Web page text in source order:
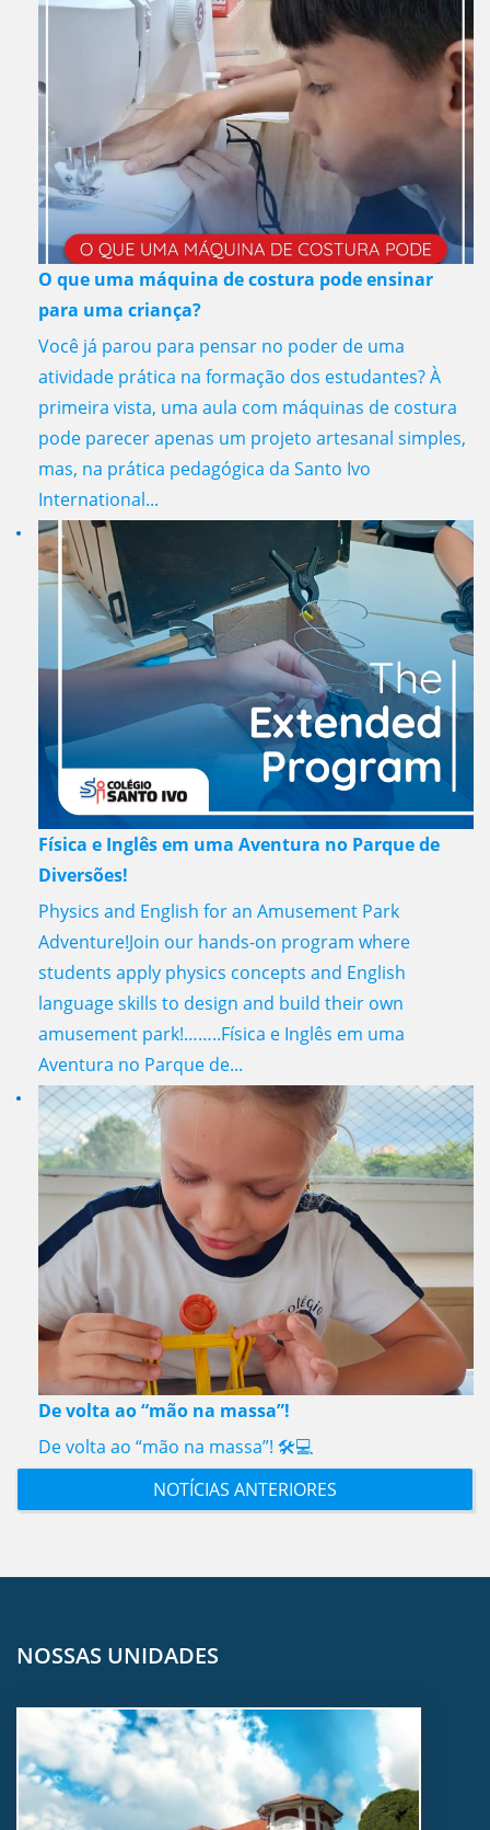
O que uma máquina de costura pode ensinar
para uma criança?
Você já parou para pensar no poder de uma
atividade prática na formação dos estudantes? À
primeira vista, uma aula com máquinas de costura
pode parecer apenas um projeto artesanal simples,
mas, na prática pedagógica da Santo Ivo
International...
Física e Inglês em uma Aventura no Parque de
Diversões!
Physics and English for an Amusement Park
Adventure!Join our hands-on program where
students apply physics concepts and English
language skills to design and build their own
amusement park!……..Física e Inglês em uma
Aventura no Parque de...
De volta ao “mão na massa”!
De volta ao “mão na massa”! 🛠️💻
NOTÍCIAS ANTERIORES
NOSSAS UNIDADES